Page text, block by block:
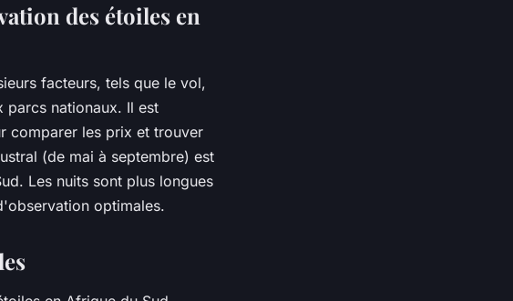
des étoiles en
facteurs, tels que le vol,
parcs nationaux. Il est
comparer les prix et trouver
(de mai à septembre) est
Les nuits sont plus longues
optimales.